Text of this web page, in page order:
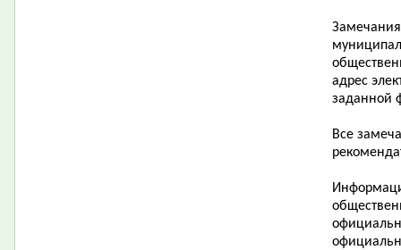
адрес
заданной
Все